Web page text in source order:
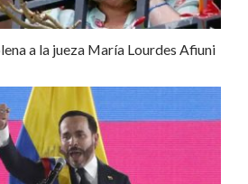
a la jueza María Lourdes Afiuni